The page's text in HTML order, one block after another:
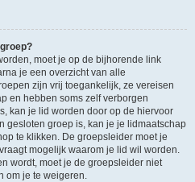
moet je op de bijhorende link
je een overzicht van alle
zijn vrij toegankelijk, ze vereisen
en hebben soms zelf verborgen
kan je lid worden door op de hiervoor
gesloten groep is, kan je je lidmaatschap
te klikken. De groepsleider moet je
mogelijk waarom je lid wil worden.
wordt, moet je de groepsleider niet
om je te weigeren.